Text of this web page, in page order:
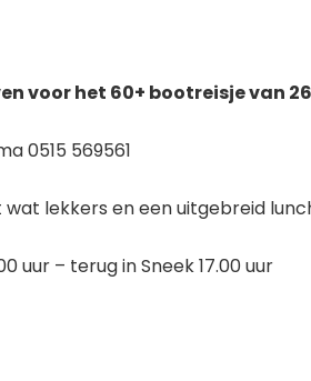
voor het 60+ bootreisje van
0515 569561
lekkers en een uitgebreid
uur – terug in Sneek 17.00 uur